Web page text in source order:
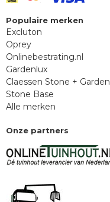
Populaire merken
Excluton
Oprey
Onlinebestrating.nl
Gardenlux
Claessen Stone + Garden
Stone Base
Alle merken
Onze partners